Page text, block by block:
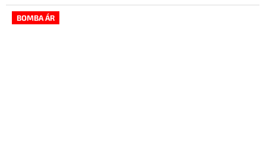
BOMBA ÁR